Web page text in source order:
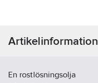
Artikelinformation
En rostlösningsolja